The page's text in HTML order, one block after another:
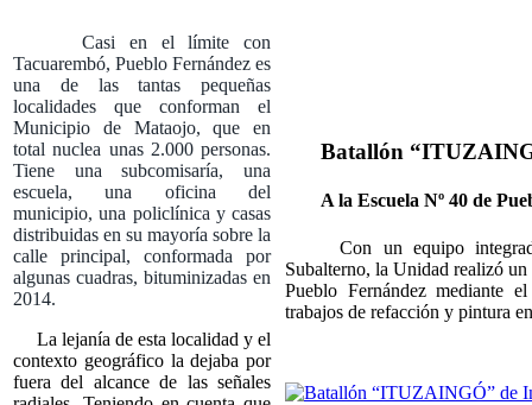
Casi en el límite con
Tacuarembó, Pueblo Fernández es
una de las tantas pequeñas
localidades que conforman el
Municipio de Mataojo, que en
total nuclea unas 2.000 personas.
Tiene una subcomisaría, una
escuela, una oficina del
municipio, una policlínica y casas
distribuidas en su mayoría sobre la
calle principal, conformada por
algunas cuadras, bituminizadas en
2014.
La lejanía de esta localidad y el
contexto geográfico la dejaba por
fuera del alcance de las señales
Batallón
A la Escuela Nº 40 de
Con un equipo
Subalterno, la Unidad realizó
Pueblo Fernández mediante
trabajos de refacción y pintura